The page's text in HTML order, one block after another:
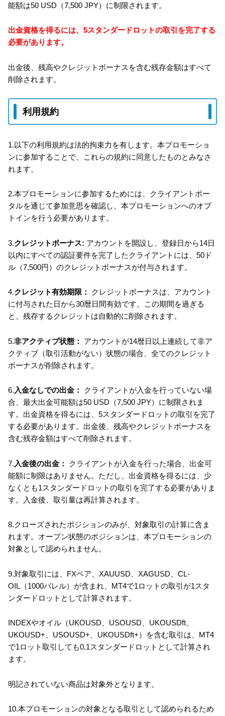
能額は50 USD（7,500 JPY）に制限されます。
出金資格を得るには、5スタンダードロットの取引を完了する
必要があります。
出金後、残高やクレジットボーナスを含む残存金額はすべて
削除されます。
利用規約
1.以下の利用規約は法的拘束力を有します。本プロモーショ
ンに参加することで、これらの規約に同意したものとみなさ
れます。
2.本プロモーションに参加するためには、クライアントポー
タルを通じて参加意思を確認し、本プロモーションへのオプ
トインを行う必要があります。
3.クレジットボーナス: アカウントを開設し、登録日から14日
以内にすべての認証要件を完了したクライアントには、50ド
ル（7,500円）のクレジットボーナスが付与されます。
4.クレジット有効期限： クレジットボーナスは、アカウント
に付与された日から30暦日間有効です。この期間を過ぎる
と、残存するクレジットは自動的に削除されます。
5.非アクティブ状態： アカウントが14暦日以上連続して非ア
クティブ（取引活動がない）状態の場合、全てのクレジット
ボーナスが削除されます。
6. 入金なしでの出金： クライアントが入金を行っていない場
合、最大出金可能額は50 USD（7,500 JPY）に制限されま
す。出金資格を得るには、5スタンダードロットの取引を完了
する必要があります。出金後、残高やクレジットボーナスを
含む残存金額はすべて削除されます。
7. 入金後の出金： クライアントが入金を行った場合、出金可
能額に制限はありません。ただし、出金資格を得るには、少
なくとも1スタンダードロットの取引を完了する必要がありま
す。入金後、取引量は再計算されます。
8.クローズされたポジションのみが、対象取引の計算に含ま
れます。オープン状態のポジションは、本プロモーションの
対象として認められません。
9.対象取引には、FXペア、XAUUSD、XAGUSD、CL-
OIL（1000バレル）が含まれ、MT4で1ロットの取引が1スタ
ンダードロットとして計算されます。
INDEXやオイル（UKOUSD、USOUSD、UKOUSDft、
UKOUSD+、USOUSD+、UKOUSDft+）を含む取引は、MT4
で1ロット取引しても0.1スタンダードロットとして計算され
ます。
明記されていない商品は対象外となります。
10.本プロモーションの対象となる取引として認められるため